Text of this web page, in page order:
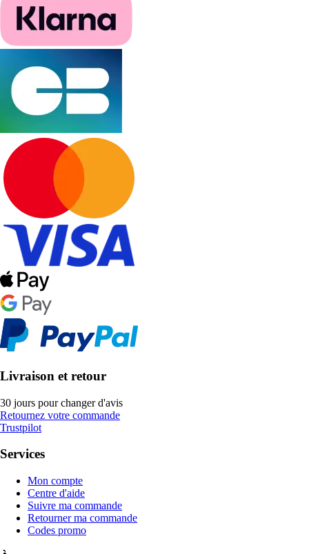
Livraison et retour
30 jours pour changer d'avis
Retournez votre commande
Trustpilot
Services
Mon compte
Centre d'aide
Suivre ma commande
Retourner ma commande
Codes promo